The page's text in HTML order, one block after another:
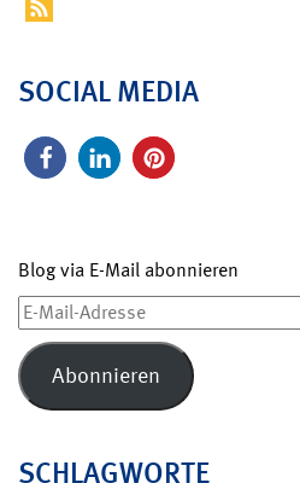
SOCIAL MEDIA
Blog via E-Mail abonnieren
E-
Mail-
Adresse
Abonnieren
SCHLAGWORTE